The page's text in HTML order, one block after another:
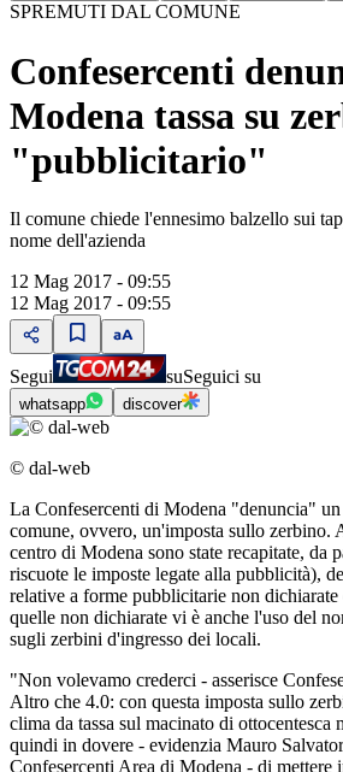
SPREMUTI DAL COMUNE
Confesercenti
Modena tassa su
"pubblicitario"
Il comune chiede l'ennesimo balzello sui
nome dell'azienda
12 Mag 2017 - 09:55
12 Mag 2017 - 09:55
Segui suSeguici su
whatsapp discover
© dal-web
La Confesercenti di Modena "denuncia"
comune, ovvero, un'imposta sullo zerbino.
centro di Modena sono state recapitate, da
riscuote le imposte legate alla pubblicità),
relative a forme pubblicitarie non
quelle non dichiarate vi è anche l'uso del
sugli zerbini d'ingresso dei locali.
"Non volevamo crederci - asserisce
Altro che 4.0: con questa imposta sullo
clima da tassa sul macinato di
quindi in dovere - evidenzia Mauro
Confesercenti Area di Modena - di mettere